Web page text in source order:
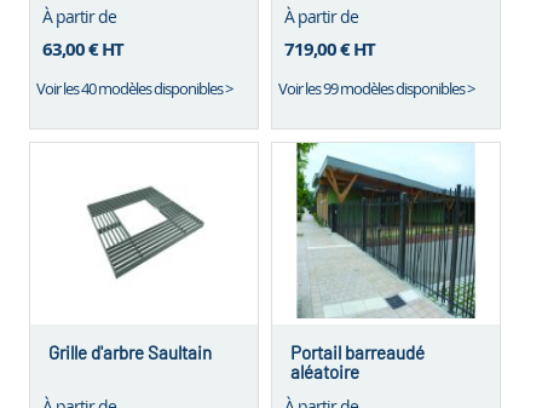
À partir de
63,00 €HT
Voir les 40 modèles disponibles >
À partir de
719,00 €HT
Voir les 99 modèles disponibles >
Grille d'arbre Saultain
Portail barreaudé
aléatoire